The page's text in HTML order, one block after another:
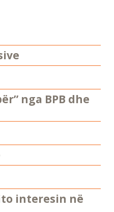
nga BPB dhe
interesin në